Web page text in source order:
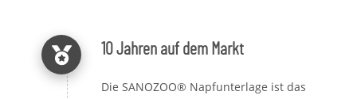
10 Jahren auf dem Markt
Die SANOZOO® Napfunterlage ist das